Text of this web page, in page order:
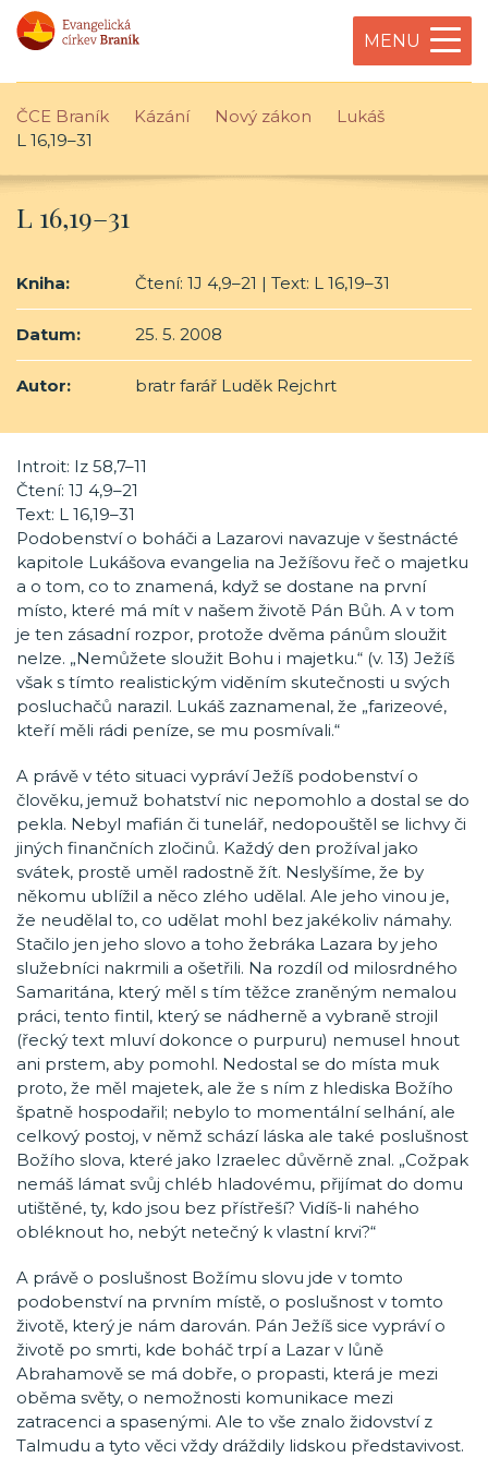
MENU
ČCE Braník Kázání Nový zákon
Lukáš
L 16,19–31
L 16,19–31
Kniha: Čtení: 1J 4,9–21 | Text: L 16,19–31
Datum: 25. 5. 2008
Autor: bratr farář Luděk Rejchrt
Introit: Iz 58,7–11
Čtení: 1J 4,9–21
Text: L 16,19–31
Podobenství o boháči a Lazarovi navazuje v šestnácté
kapitole Lukášova evangelia na Ježíšovu řeč o majetku
a o tom, co to znamená, když se dostane na první
místo, které má mít v našem životě Pán Bůh. A v tom
je ten zásadní rozpor, protože dvěma pánům sloužit
nelze. „Nemůžete sloužit Bohu i majetku.“ (v. 13) Ježíš
však s tímto realistickým viděním skutečnosti u svých
posluchačů narazil. Lukáš zaznamenal, že „farizeové,
kteří měli rádi peníze, se mu posmívali.“
A právě v této situaci vypráví Ježíš podobenství o
člověku, jemuž bohatství nic nepomohlo a dostal se do
pekla. Nebyl mafián či tunelář, nedopouštěl se lichvy či
jiných finančních zločinů. Každý den prožíval jako
svátek, prostě uměl radostně žít. Neslyšíme, že by
někomu ublížil a něco zlého udělal. Ale jeho vinou je,
že neudělal to, co udělat mohl bez jakékoliv námahy.
Stačilo jen jeho slovo a toho žebráka Lazara by jeho
služebníci nakrmili a ošetřili. Na rozdíl od milosrdného
Samaritána, který měl s tím těžce zraněným nemalou
práci, tento fintil, který se nádherně a vybraně strojil
(řecký text mluví dokonce o purpuru) nemusel hnout
ani prstem, aby pomohl. Nedostal se do místa muk
proto, že měl majetek, ale že s ním z hlediska Božího
špatně hospodařil; nebylo to momentální selhání, ale
celkový postoj, v němž schází láska ale také poslušnost
Božího slova, které jako Izraelec důvěrně znal. „Cožpak
nemáš lámat svůj chléb hladovému, přijímat do domu
utištěné, ty, kdo jsou bez přístřeší? Vidíš-li nahého
obléknout ho, nebýt netečný k vlastní krvi?“
A právě o poslušnost Božímu slovu jde v tomto
podobenství na prvním místě, o poslušnost v tomto
životě, který je nám darován. Pán Ježíš sice vypráví o
životě po smrti, kde boháč trpí a Lazar v lůně
Abrahamově se má dobře, o propasti, která je mezi
oběma světy, o nemožnosti komunikace mezi
zatracenci a spasenými. Ale to vše znalo židovství z
Talmudu a tyto věci vždy dráždily lidskou představivost.